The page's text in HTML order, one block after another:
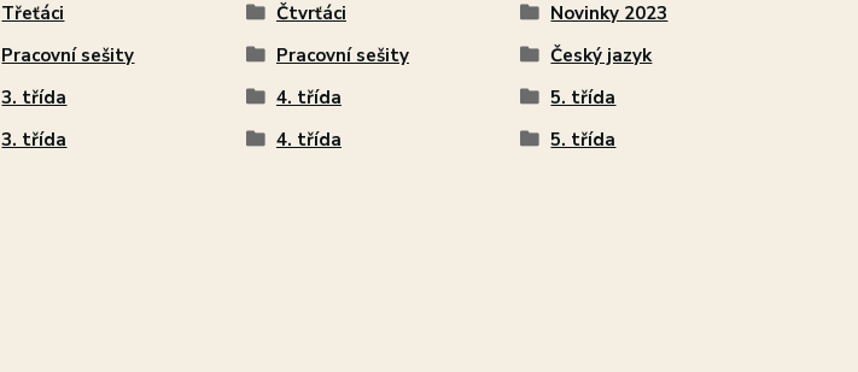
Třeťáci Čtvrťáci
Novinky 2023
Pracovní sešity Pracovní sešity
Český jazyk
3. třída 4. třída
5. třída
3. třída 4. třída 5. třída